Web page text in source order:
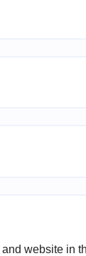
website in